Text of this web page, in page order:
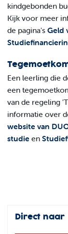
kindgebonden
Kijk voor meer
de pagina's Geld
Een leerling die
een
van de regeling
informatie over
website van
studie en
Direct naar